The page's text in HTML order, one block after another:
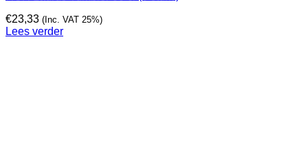
€23,33 (Inc. VAT 25%)
Lees verder